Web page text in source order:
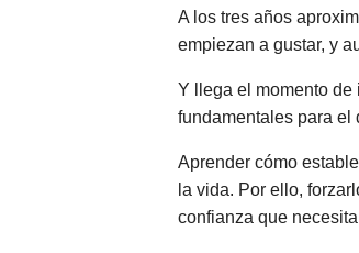
A los tres años
empiezan a gustar, y
Y llega el momento de
fundamentales para el
Aprender cómo
la vida. Por ello,
confianza que